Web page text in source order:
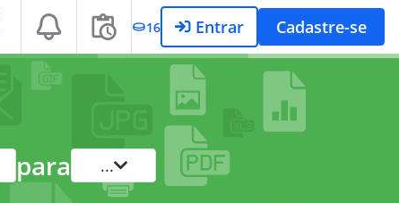
16 Entrar Cadastre-se
para ...